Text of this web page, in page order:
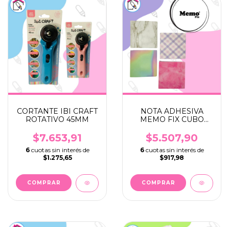
CORTANTE IBI CRAFT
ROTATIVO 45MM
$7.653,91
6 cuotas sin interés de
$1.275,65
COMPRAR
NOTA ADHESIVA
MEMO FIX CUBO
300
$5.507,90
6 cuotas sin interés de
$917,98
COMPRAR